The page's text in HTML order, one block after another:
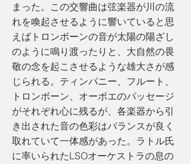
まった。この交響曲は弦楽器が川の流
れを喚起させるように響いていると思
えばトロンボーンの音が太陽の陽ざし
のように鳴り渡ったりと、大自然の畏
敬の念を起こさせるような雄大さが感
じられる。ティンパニー、フルート、
トロンボーン、オーボエのパッセージ
がそれぞれ心に残るが、各楽器から引
き出された音の色彩はバランスが良く
取れていて一体感があった。ラトル氏
に率いられたLSOオーケストラの息の